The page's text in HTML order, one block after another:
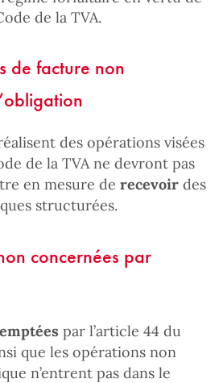
de la TVA.
de facture non
des opérations visées
de la TVA ne devront pas
en mesure de recevoir des
structurées.
concernées par
par l’article 44 du
que les opérations non
n’entrent pas dans le